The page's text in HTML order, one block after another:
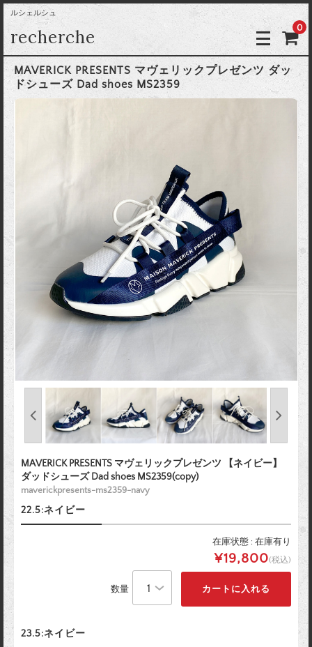
ルシェルシュ
recherche 0
MAVERICK PRESENTS マヴェリックプレゼンツ ダッ
ドシューズ Dad shoes MS2359
MAVERICK PRESENTS マヴェリックプレゼンツ 【ネイビー】
ダッドシューズ Dad shoes MS2359(copy)
maverickpresents-ms2359-navy
22.5:ネイビー
在庫状態 : 在庫有り
¥19,800(税込)
数量
23.5:ネイビー